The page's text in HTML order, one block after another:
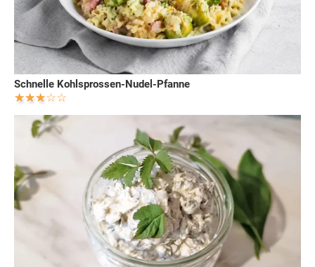
Schnelle Kohlsprossen-Nudel-Pfanne